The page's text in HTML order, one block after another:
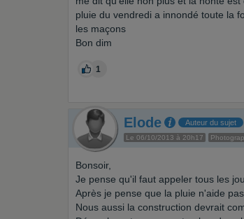
pluie du vendredi a innondé toute la
les maçons
Bon dim
1
Elode Auteur du sujet
Le 06/10/2013 à 20h17
Bonsoir,
Je pense qu'il faut appeler tous les
Après je pense que la pluie n'aide
Nous aussi la construction devrait